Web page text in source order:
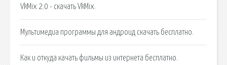
VkMix 2.0 - скачать VkMix.
Мультимедиа программы для андроид скачать бесплатно.
Как и откуда качать фильмы из интернета бесплатно.